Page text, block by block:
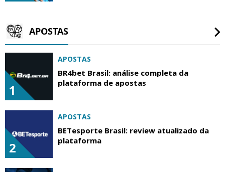
APOSTAS
1
APOSTAS
BR4bet Brasil: análise completa da
plataforma de apostas
2
APOSTAS
BETesporte Brasil: review atualizado da
plataforma